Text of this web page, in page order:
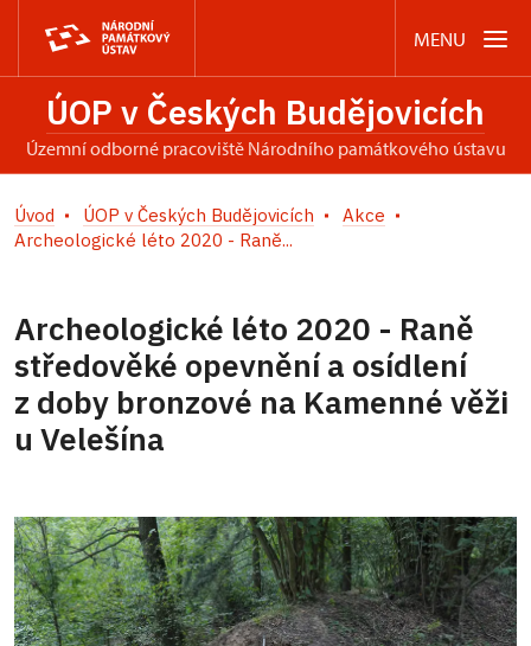
MENU
ÚOP v Českých Budějovicích
územní odborné pracoviště Národního památkového ústavu
Úvod ÚOP v Českých Budějovicích
Akce
Archeologické léto 2020 - Raně...
Archeologické léto 2020 - Raně
středověké opevnění a osídlení
z doby bronzové na Kamenné věži
u Velešína